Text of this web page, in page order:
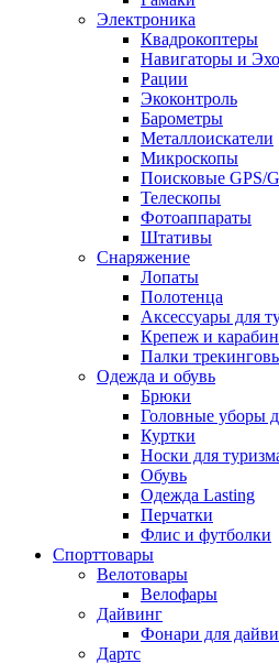
Электроника
Квадрокоптеры
Навигаторы и
Рации
Экоконтроль
Барометры
Металлоискатели
Микроскопы
Поисковые GPS/
Телескопы
Фотоаппараты
Штативы
Снаряжение
Лопаты
Полотенца
Аксессуары для
Крепеж и
Палки
Одежда и обувь
Брюки
Головные уборы
Куртки
Носки для
Обувь
Одежда Lasting
Перчатки
Флис и футболки
Спорттовары
Велотовары
Велофары
Дайвинг
Фонари для
Дартс